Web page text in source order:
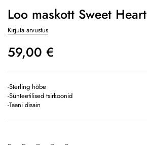
Loo maskott Sweet Heart
Kirjuta arvustus
59,00 €
-Sterling hõbe
-Sünteetilised tsirkoonid
-Taani disain